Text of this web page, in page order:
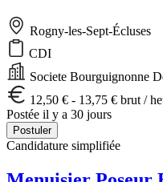
Rogny-les-Sept-Écluses
CDI
Societe Bourguignonne
12,50 € - 13,75 € brut /
Postée il y a 30 jours
Postuler
Candidature simplifiée